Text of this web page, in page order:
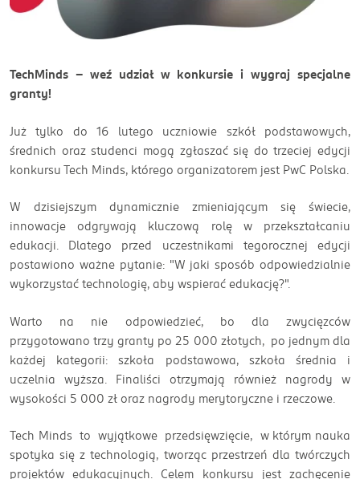
TechMinds – weź udział w konkursie i wygraj specjalne
granty!
Już tylko do 16 lutego uczniowie szkół podstawowych,
średnich oraz studenci mogą zgłaszać się do trzeciej edycji
konkursu Tech Minds, którego organizatorem jest PwC Polska.
W dzisiejszym dynamicznie zmieniającym się świecie,
innowacje odgrywają kluczową rolę w przekształcaniu
edukacji. Dlatego przed uczestnikami tegorocznej edycji
postawiono ważne pytanie: "W jaki sposób odpowiedzialnie
wykorzystać technologię, aby wspierać edukację?".
Warto na nie odpowiedzieć, bo dla zwycięzców
przygotowano trzy granty po 25 000 złotych, po jednym dla
każdej kategorii: szkoła podstawowa, szkoła średnia i
uczelnia wyższa. Finaliści otrzymają również nagrody w
wysokości 5 000 zł oraz nagrody merytoryczne i rzeczowe.
Tech Minds to wyjątkowe przedsięwzięcie, w którym nauka
spotyka się z technologią, tworząc przestrzeń dla twórczych
projektów edukacyjnych. Celem konkursu jest zachęcenie